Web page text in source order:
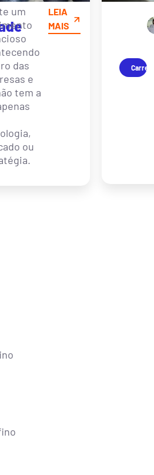
um
das
e
tem a
ou
LEIA
MAIS
Carreira